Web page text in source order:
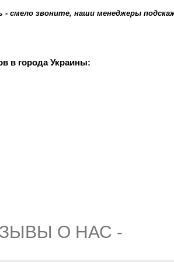
- смело звоните, наши менеджеры
в города Украины:
О НАС -